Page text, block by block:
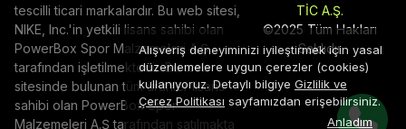
Alışveriş deneyiminizi iyileştirmek için yasal
düzenlemelere uygun çerezler (cookies)
kullanıyoruz. Detaylı bilgiye Gizlilik ve
Çerez Politikası sayfamızdan erişebilirsiniz.
Anladım
tescilli ticari markalardır. Bu web sitesi,
NIKE, Inc.'in yetkili lisans sahibi olan
PowerBox Spor Malzemeleri A.Ş
tarafından işletilmektedir. Bu web
sitesinde bulunan tüm ürünler lisans
sahibi olan PowerBox Spor
Malzemeleri A.Ş tarafından satılmakta
TİC A.Ş.
©2025 Tüm Hakları
Saklıdır